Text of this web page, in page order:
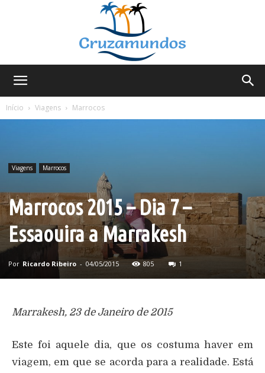
Início
Viagens Marrocos
Viagens Marrocos
Marrocos 2015 – Dia 7 –
Essaouira a Marrakesh
Por Ricardo Ribeiro - 04/05/2015 805 1
Marrakesh, 23 de Janeiro de 2015
Este foi aquele dia, que os costuma haver em
viagem, em que se acorda para a realidade. Está